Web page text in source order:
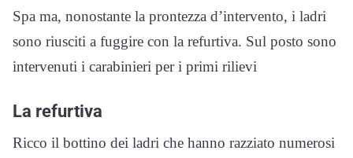
Spa ma, nonostante la prontezza d’intervento, i ladri
sono riusciti a fuggire con la refurtiva. Sul posto sono
intervenuti i carabinieri per i primi rilievi
La refurtiva
Ricco il bottino dei ladri che hanno razziato numerosi